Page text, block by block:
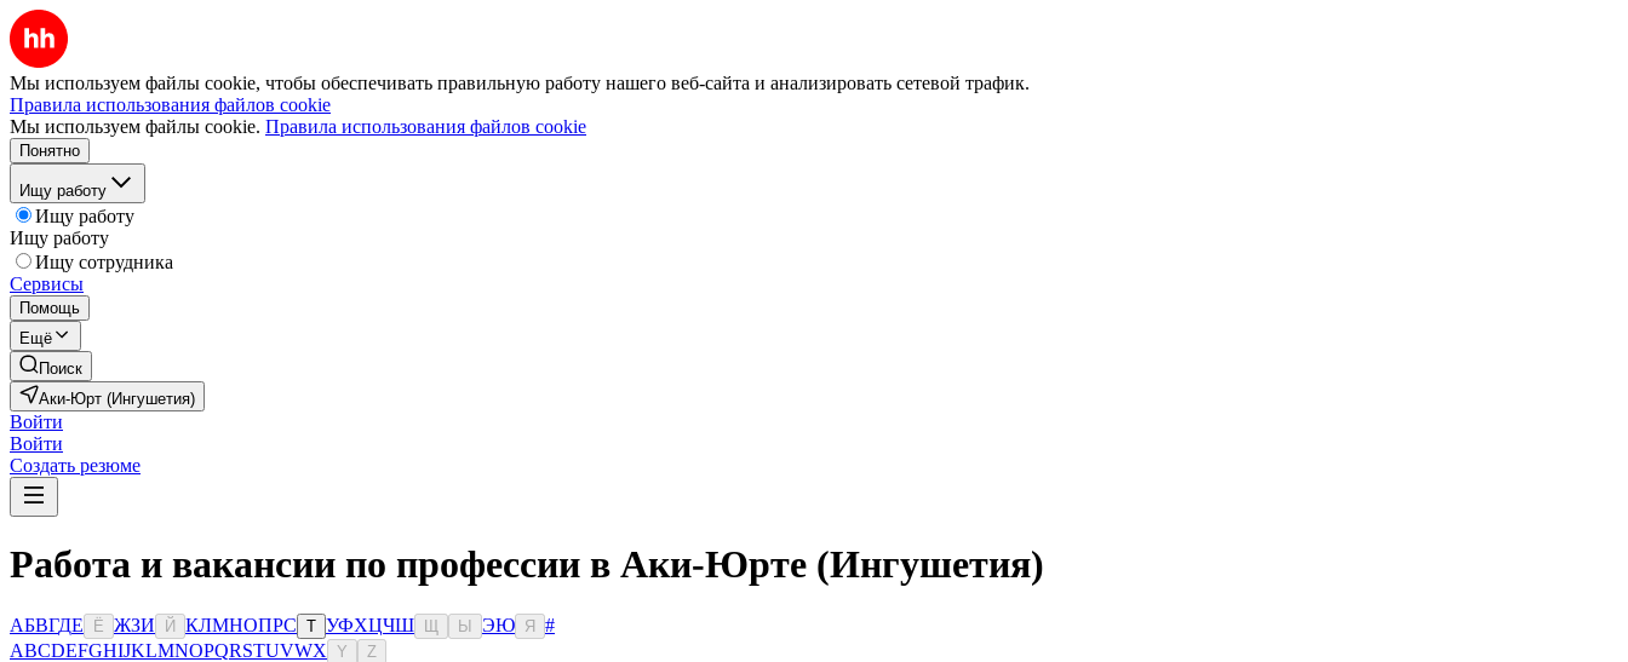
Мы используем файлы cookie, чтобы обеспечивать правильную работу нашего веб-сайта и анализировать сетевой трафик.
Правила использования файлов cookie
Мы используем файлы cookie. Правила использования файлов cookie
Понятно
Ищу работу
Ищу работу
Ищу работу
Ищу сотрудника
Сервисы
Помощь
Ещё
Поиск
Аки-Юрт (Ингушетия)
Войти
Войти
Создать резюме
Работа и вакансии по профессии в Аки-Юрте (Ингушетия)
АБВГДЕ Ё ЖЗИ Й КЛМНОПРС Т УФХЦЧШ Ы ЭЮ Я
#
ABCDEFGHIJKLMNOPQRSTUVWX Y Z